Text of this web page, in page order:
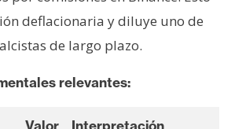
deflacionaria y diluye uno de
de largo plazo.
relevantes:
Valor Interpretación